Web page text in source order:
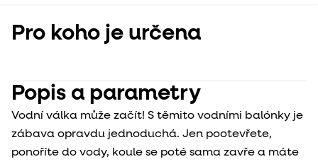
Pro koho je určena
Popis a parametry
Vodní válka může začít! S těmito vodními balónky je
zábava opravdu jednoduchá. Jen pootevřete,
ponoříte do vody, koule se poté sama zavře a máte